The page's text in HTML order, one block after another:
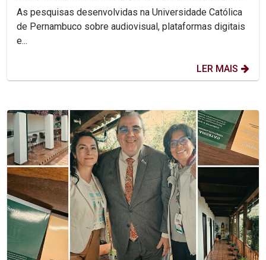
México
As pesquisas desenvolvidas na Universidade Católica
de Pernambuco sobre audiovisual, plataformas digitais
e...
LER MAIS